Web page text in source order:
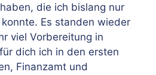
die ich bislang nur
Es standen wieder
viel Vorbereitung in
dich ich in den ersten
Finanzamt und